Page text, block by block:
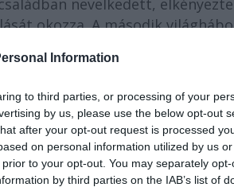
Information
to third parties, or processing of your
by us, please use the below opt-out
after your opt-out request is processed
on personal information utilized by us
to your opt-out. You may separately
by third parties on the IAB’s list of
nevelkedett,
okozza. A második
hiányt semmiben – csak éppen
az életéből. Minden, amit kap,
se váltja meg többé iszonyú
él, és amely fölnevelte, öl:
őt.